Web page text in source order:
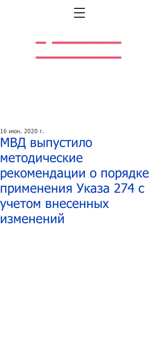
МВД выпустило
методические
рекомендации о порядке
применения Указа 274 с
учетом внесенных
изменений
16 июн. 2020 г.